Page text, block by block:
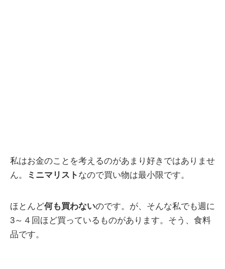
私はお金のことを考えるのがあまり好きではありませ
ん。
ミニマリスト なので買い物は最小限です。
ほとんど何も買わないのです。が、そんな私でも週に
3～４回ほど買っているものがあります。そう、食料
品です。